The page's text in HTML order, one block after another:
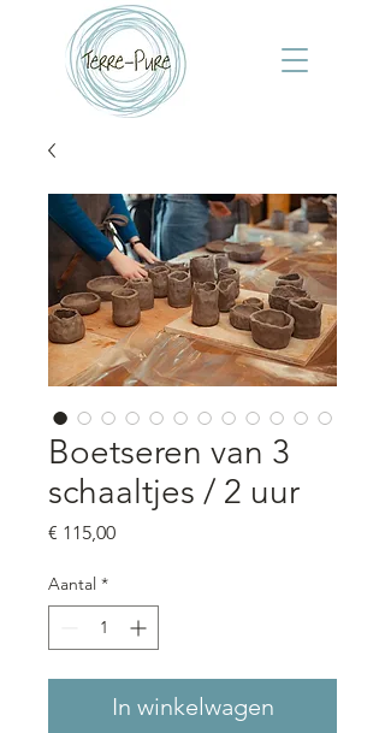
Boetseren van 3
schaaltjes / 2 uur
€ 115,00Prijs
Aantal *
In winkelwagen